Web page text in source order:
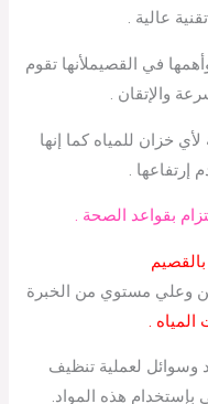
عالية .
في القصيملأنها تقوم
والإتقان .
خزان للمياه كما إنها
إرتفاعها .
بقواعد الصحة .
وعلي مستوي من الخبرة
المياه .
وسوائل لعملية تنظيف
بإستخدام هذه المواد.